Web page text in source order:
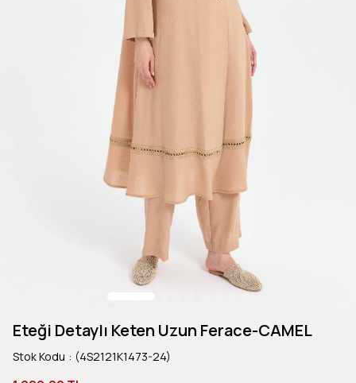
Eteği Detaylı Keten Uzun Ferace-CAMEL
Stok Kodu (4S2121K1473-24)